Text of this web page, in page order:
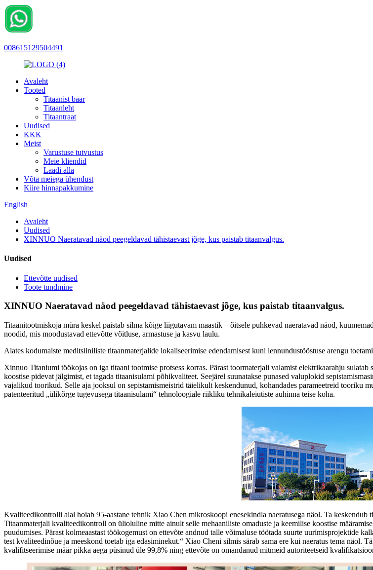
008615129504491
Avaleht
Tooted
Titaanist baar
Titaanleht
Titaantraat
Uudised
KKK
Meist
Varustuse tutvustus
Meie kliendid
Laadi alla
Võta meiega ühendust
Kiire hinnapakkumine
English
Avaleht
Uudised
XINNUO Naeratavad näod peegeldavad tähistaevast jõge, kus paistab titaanvalgus.
Uudised
Ettevõtte uudised
Toote tundmine
XINNUO Naeratavad näod peegeldavad tähistaevast jõge, kus paistab titaanvalgus.
Titaanitootmiskoja müra keskel paistab silma kõige liigutavam maastik – õitsele puhkevad naeratavad näod,
noodid, mis moodustavad ettevõtte võitluse, armastuse ja kasvu laulu.
Alates kodumaiste meditsiiniliste titaanmaterjalide lokaliseerimise edendamisest kuni lennundustööstuse arengu
Xinnuo Titaniumi töökojas on iga titaani tootmise protsess korras. Pärast toormaterjali valamist elektrikaarahju
koostise pidevat jälgimist, et tagada titaanisulami põhikvaliteet. Seejärel suunatakse punased valuplokid
vajalikud toorikud. Selle aja jooksul on sepistamismeistrid täielikult keskendunud, kohandades parameetreid tooriku
patenteeritud „ülikõrge tugevusega titaanisulami“ tehnoloogiale riikliku tehnikaleiutiste auhinna teise koha.
Kvaliteedikontrolli alal hoiab 95-aastane tehnik Xiao Chen mikroskoopi enesekindla naeratusega näol. Ta
Titaanmaterjali kvaliteedikontroll on ülioluline mitte ainult selle mehaaniliste omaduste ja keemilise koostise
puudumises. Pärast kolmeaastast töökogemust on ettevõte andnud talle võimaluse töötada suurte uurimisprojektide
test kvaliteedinõue ja meeskond toetab iga edasiminekut.“ Xiao Cheni silmis särab sama ere kui naeratus tema näol.
kvalifitseerimise määr pikka aega püsinud üle 99,8% ning ettevõte on omandanud mitmeid autoriteetseid